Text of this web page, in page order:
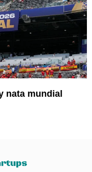
nata mundial